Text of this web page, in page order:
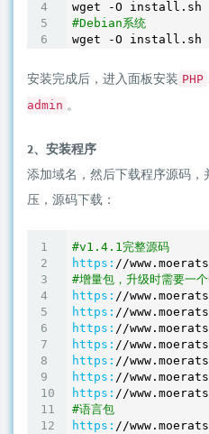
#Debian系统
安装完成后，进入面板安装 PHP
admin 。
2、安装程序
添加域名，然后下载程序源码
压，源码下载：
#v1.4.1完整源码
https: //
#增量包，升级时需要一
https: //
https: //
https: //
https: //
https: //
https: //
https: //
#语言包
https: //